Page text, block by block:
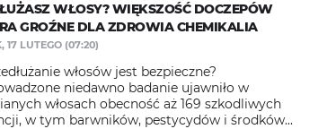
WŁOSY? WIĘKSZOŚĆ DOCZEPÓW
GROŹNE DLA ZDROWIA CHEMIKALIA
17 LUTEGO (07:20)
włosów jest bezpieczne?
niedawno badanie ujawniło w
włosach obecność aż 169 szkodliwych
w tym barwników, pestycydów i środków...